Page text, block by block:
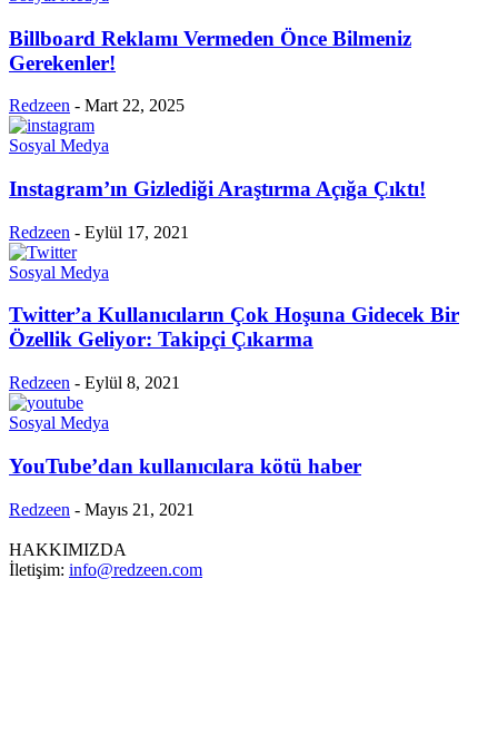
Billboard Reklamı Vermeden Önce Bilmeniz
Gerekenler!
Redzeen - Mart 22, 2025
Sosyal Medya
Instagram’ın Gizlediği Araştırma Açığa Çıktı!
Redzeen - Eylül 17, 2021
Sosyal Medya
Twitter’a Kullanıcıların Çok Hoşuna Gidecek Bir
Özellik Geliyor: Takipçi Çıkarma
Redzeen - Eylül 8, 2021
Sosyal Medya
YouTube’dan kullanıcılara kötü haber
Redzeen - Mayıs 21, 2021
HAKKIMIZDA
İletişim: info@redzeen.com